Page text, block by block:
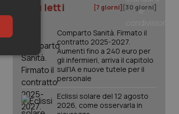
I più letti [7 giorni] [30 giorni]
Comparto Sanità. Firmato il
contratto 2025-2027.
Aumenti fino a 240 euro per
gli infermieri, arriva il capitolo
sull'IA e nuove tutele per il
personale
Eclissi solare del 12 agosto
2026, come osservarla in